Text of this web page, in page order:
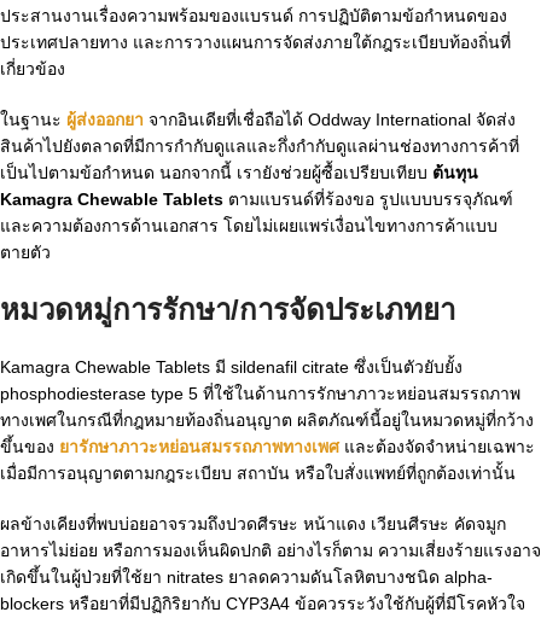
ประสานงานเรื่องความพร้อมของแบรนด์ การปฏิบัติตามข้อกำหนดของ
ประเทศปลายทาง และการวางแผนการจัดส่งภายใต้กฎระเบียบท้องถิ่นที่
เกี่ยวข้อง
ในฐานะ ผู้ส่งออกยา จากอินเดียที่เชื่อถือได้ Oddway International จัดส่ง
สินค้าไปยังตลาดที่มีการกำกับดูแลและกึ่งกำกับดูแลผ่านช่องทางการค้าที่
เป็นไปตามข้อกำหนด นอกจากนี้ เรายังช่วยผู้ซื้อเปรียบเทียบ ต้นทุน
Kamagra Chewable Tablets ตามแบรนด์ที่ร้องขอ รูปแบบบรรจุภัณฑ์
และความต้องการด้านเอกสาร โดยไม่เผยแพร่เงื่อนไขทางการค้าแบบ
ตายตัว
หมวดหมู่การรักษา/การจัดประเภทยา
Kamagra Chewable Tablets มี sildenafil citrate ซึ่งเป็นตัวยับยั้ง
phosphodiesterase type 5 ที่ใช้ในด้านการรักษาภาวะหย่อนสมรรถภาพ
ทางเพศในกรณีที่กฎหมายท้องถิ่นอนุญาต ผลิตภัณฑ์นี้อยู่ในหมวดหมู่ที่กว้าง
ขึ้นของ ยารักษาภาวะหย่อนสมรรถภาพทางเพศและต้องจัดจำหน่ายเฉพาะ
เมื่อมีการอนุญาตตามกฎระเบียบ สถาบัน หรือใบสั่งแพทย์ที่ถูกต้องเท่านั้น
ผลข้างเคียงที่พบบ่อยอาจรวมถึงปวดศีรษะ หน้าแดง เวียนศีรษะ คัดจมูก
อาหารไม่ย่อย หรือการมองเห็นผิดปกติ อย่างไรก็ตาม ความเสี่ยงร้ายแรงอาจ
เกิดขึ้นในผู้ป่วยที่ใช้ยา nitrates ยาลดความดันโลหิตบางชนิด alpha-
blockers หรือยาที่มีปฏิกิริยากับ CYP3A4 ข้อควรระวังใช้กับผู้ที่มีโรคหัวใจ